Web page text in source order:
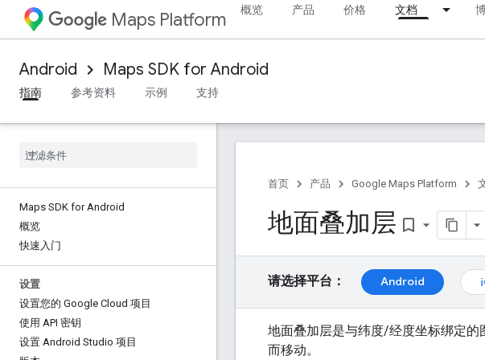
Maps Platform 概览 产品 价格 文档
Android Maps SDK for Android
指南 参考资料 示例 支持
Maps SDK for Android
概览
快速入门
设置
设置您的 Google Cloud 项目
使用 API 密钥
设置 Android Studio 项目
首页 产品 Google Maps Platform
地面叠加层 bookmark_border
请选择平台： Android
地面叠加层是与纬度/经度坐标绑定
而移动。